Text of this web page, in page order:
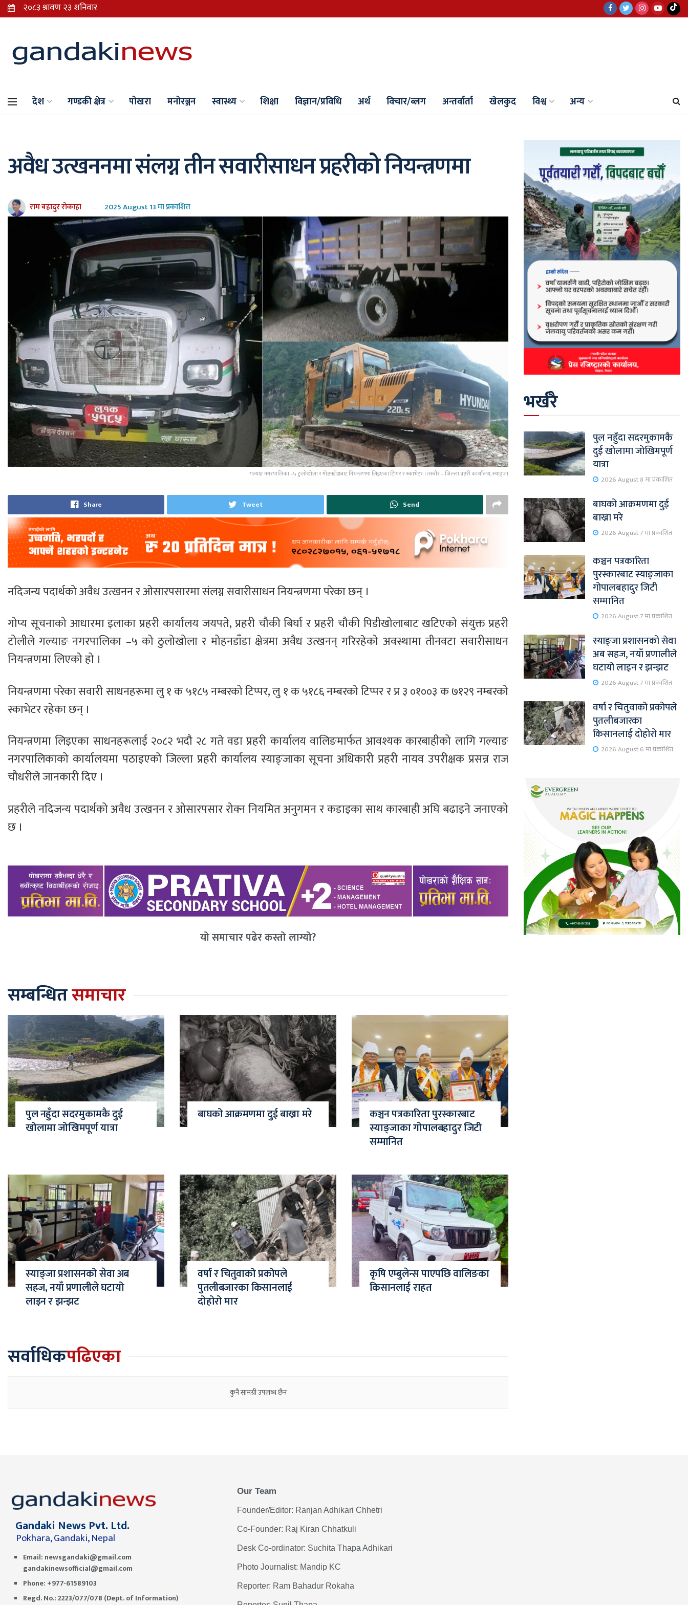
देश गण्डकी क्षेत्र पोखरा मनोरञ्जन स्वास्थ्य शिक्षा विज्ञान/प्रविधि अर्थ विचार/ब्लग अन्तर्वार्ता खेलकुद विश्व अन्य
अवैध उत्खननमा संलग्न तीन सवारीसाधन प्रहरीको नियन्त्रणमा
राम बहादुर रोकाहा 2025 August 13 मा प्रकाशित
गल्याङ नगरपालिका –५ ठुलोखोला र मोहनडाँडाबाट नियन्त्रणमा लिइएका टिप्पर र स्काभेटर । तस्वीर – जिल्ला प्रहरी कार्यालय, स्याङ्जा
Share Tweet Send
नदिजन्य पदार्थको अवैध उत्खनन र ओसारपसारमा संलग्न सवारीसाधन नियन्त्रणमा परेका छन् ।
गोप्य सूचनाको आधारमा इलाका प्रहरी कार्यालय जयपते, प्रहरी चौकी बिर्घा र प्रहरी चौकी पिडीखोलाबाट खटिएको संयुक्त प्रहरी
टोलीले गल्याङ नगरपालिका –५ को ठुलोखोला र मोहनडाँडा क्षेत्रमा अवैध उत्खनन् गरिरहेको अवस्थामा तीनवटा सवारीसाधन
नियन्त्रणमा लिएको हो ।
नियन्त्रणमा परेका सवारी साधनहरूमा लु १ क ५१८५ नम्बरको टिप्पर, लु १ क ५१८६ नम्बरको टिप्पर र प्र ३ ०१००३ क ७१२९ नम्बरको
स्काभेटर रहेका छन् ।
नियन्त्रणमा लिइएका साधनहरूलाई २०८२ भदौ २८ गते वडा प्रहरी कार्यालय वालिङमार्फत आवश्यक कारबाहीको लागि गल्याङ
नगरपालिकाको कार्यालयमा पठाइएको जिल्ला प्रहरी कार्यालय स्याङ्जाका सूचना अधिकारी प्रहरी नायव उपरीक्षक प्रसन्न राज
चौधरीले जानकारी दिए ।
प्रहरीले नदिजन्य पदार्थको अवैध उत्खनन र ओसारपसार रोक्न नियमित अनुगमन र कडाइका साथ कारबाही अघि बढाइने जनाएको
छ ।
यो समाचार पढेर कस्तो लाग्यो?
सम्बन्धितसमाचार
पुल नहुँदा सदरमुकामकै दुई
खोलामा जोखिमपूर्ण यात्रा
बाघको आक्रमणमा दुई बाख्रा मरे कञ्चन पत्रकारिता पुरस्कारबाट
स्याङ्जाका गोपालबहादुर जिटी
सम्मानित
स्याङ्जा प्रशासनको सेवा अब
सहज, नयाँ प्रणालीले घटायो
लाइन र झन्झट
वर्षा र चितुवाको प्रकोपले
पुतलीबजारका किसानलाई
दोहोरो मार
कृषि एम्बुलेन्स पाएपछि वालिङका
किसानलाई राहत
सर्वाधिकपढिएका
कुनै सामग्री उपलब्ध छैन
भर्खरै
पुल नहुँदा सदरमुकामकै
दुई खोलामा जोखिमपूर्ण
यात्रा
2026 August 8 मा प्रकाशित
बाघको आक्रमणमा दुई
बाख्रा मरे
2026 August 7 मा प्रकाशित
कञ्चन पत्रकारिता
पुरस्कारबाट स्याङ्जाका
गोपालबहादुर जिटी
सम्मानित
2026 August 7 मा प्रकाशित
स्याङ्जा प्रशासनको सेवा
अब सहज, नयाँ प्रणालीले
घटायो लाइन र झन्झट
2026 August 7 मा प्रकाशित
वर्षा र चितुवाको प्रकोपले
पुतलीबजारका
किसानलाई दोहोरो मार
2026 August 6 मा प्रकाशित
Gandaki News Pvt. Ltd.
Pokhara, Gandaki, Nepal
Email: newsgandaki@gmail.com
gandakinewsofficial@gmail.com
Phone: +977-61589103
Regd. No.: 2223/077/078 (Dept. of Information)
Our Team
Founder/Editor: Ranjan Adhikari Chhetri
Co-Founder: Raj Kiran Chhatkuli
Desk Co-ordinator: Suchita Thapa Adhikari
Photo Journalist: Mandip KC
Reporter: Ram Bahadur Rokaha